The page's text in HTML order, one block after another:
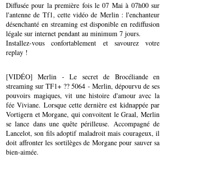
Diffusée pour la première fois le 07 Mai à 07h00 sur
l'antenne de Tf1, cette vidéo de Merlin : l'enchanteur
désenchanté en streaming est disponible en rediffusion
légale sur internet pendant au minimum 7 jours.
Installez-vous confortablement et savourez votre
replay !
[VIDÉO] Merlin - Le secret de Brocéliande en
streaming sur TF1+ ?? 5064 - Merlin, dépourvu de ses
pouvoirs magiques, vit une histoire d'amour avec la
fée Viviane. Lorsque cette dernière est kidnappée par
Vortigern et Morgane, qui convoitent le Graal, Merlin
se lance dans une quête périlleuse. Accompagné de
Lancelot, son fils adoptif maladroit mais courageux, il
doit affronter les sortilèges de Morgane pour sauver sa
bien-aimée.